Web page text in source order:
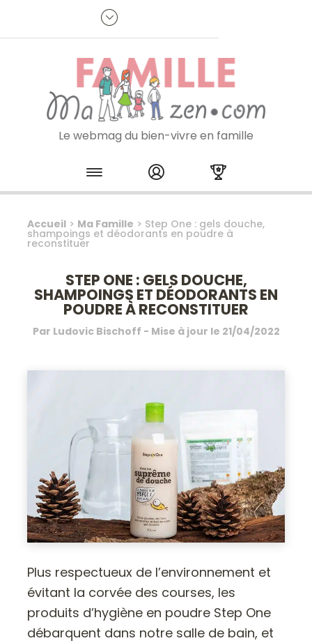
Je m'inscris à la newsletter
Le webmag du bien-vivre en famille
Skip to content
Accueil > Ma Famille > Step One : gels douche,
shampoings et déodorants en poudre à
reconstituer
STEP ONE : GELS DOUCHE,
SHAMPOINGS ET DÉODORANTS EN
POUDRE À RECONSTITUER
Par Ludovic Bischoff - Mise à jour le 21/04/2022
Plus respectueux de l’environnement et
évitant la corvée des courses, les
produits d’hygiène en poudre Step One
débarquent dans notre salle de bain, et
Panneau de gestion des cookies